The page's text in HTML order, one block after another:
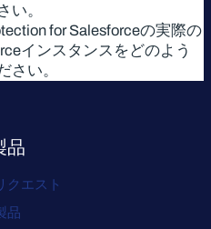
い。
for Salesforceの実際の
インスタンスをどのよう
さい。
品
クエスト
品